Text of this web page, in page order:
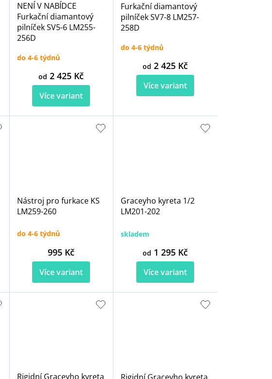
NENÍ V NABÍDCE
Furkační diamantový
pilníček SV5-6 LM255-
256D
do 4-6 týdnů
od 2 425 Kč
Více variant
Furkační diamantový
pilníček SV7-8 LM257-
258D
do 4-6 týdnů
od 2 425 Kč
Více variant
Nástroj pro furkace KS
LM259-260
do 4-6 týdnů
995 Kč
Více variant
Graceyho kyreta 1/2
LM201-202
skladem
od 1 295 Kč
Více variant
Rigidní Graceyho kyreta